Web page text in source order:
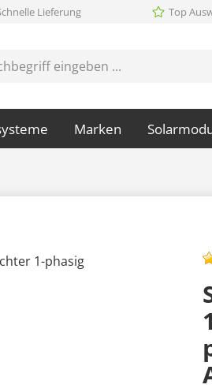
Lieferung Top
Marken